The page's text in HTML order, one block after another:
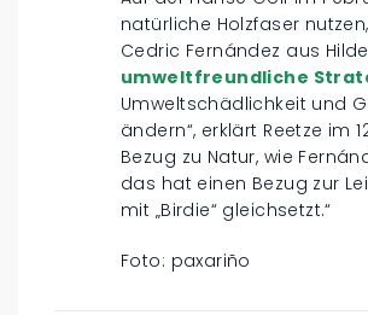
natürliche Holzfaser
Cedric Fernández aus
umweltfreundliche
Umweltschädlichkeit und
ändern“, erklärt Reetze im
Bezug zu Natur, wie
das hat einen Bezug zur
mit „Birdie“ gleichsetzt.“
Foto: paxariño